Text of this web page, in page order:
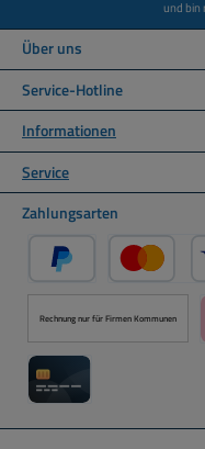
und bin
Über uns
Service-Hotline
Informationen
Service
Zahlungsarten
PayPal
Rechnung nur für Firmen Kommunen